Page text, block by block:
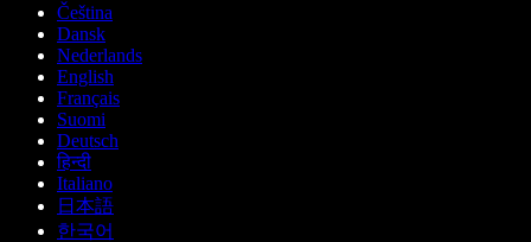
Čeština
Dansk
Nederlands
English
Français
Suomi
Deutsch
हिन्दी
Italiano
日本語
한국어